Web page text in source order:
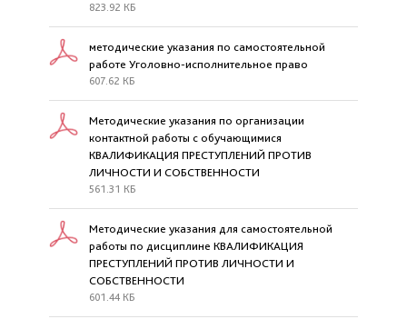
823.92 КБ
методические указания по самостоятельной
работе Уголовно-исполнительное право
607.62 КБ
Методические указания по организации
контактной работы с обучающимися
КВАЛИФИКАЦИЯ ПРЕСТУПЛЕНИЙ ПРОТИВ
ЛИЧНОСТИ И СОБСТВЕННОСТИ
561.31 КБ
Методические указания для самостоятельной
работы по дисциплине КВАЛИФИКАЦИЯ
ПРЕСТУПЛЕНИЙ ПРОТИВ ЛИЧНОСТИ И
СОБСТВЕННОСТИ
601.44 КБ